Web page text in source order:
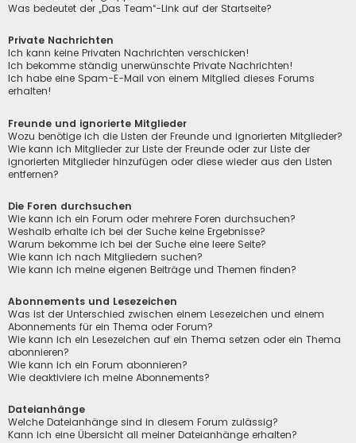
Was bedeutet der „Das Team“-Link auf der Startseite?
Private Nachrichten
Ich kann keine Privaten Nachrichten verschicken!
Ich bekomme ständig unerwünschte Private Nachrichten!
Ich habe eine Spam-E-Mail von einem Mitglied dieses Forums
erhalten!
Freunde und ignorierte Mitglieder
Wozu benötige ich die Listen der Freunde und ignorierten Mitglieder?
Wie kann ich Mitglieder zur Liste der Freunde oder zur Liste der
ignorierten Mitglieder hinzufügen oder diese wieder aus den Listen
entfernen?
Die Foren durchsuchen
Wie kann ich ein Forum oder mehrere Foren durchsuchen?
Weshalb erhalte ich bei der Suche keine Ergebnisse?
Warum bekomme ich bei der Suche eine leere Seite?
Wie kann ich nach Mitgliedern suchen?
Wie kann ich meine eigenen Beiträge und Themen finden?
Abonnements und Lesezeichen
Was ist der Unterschied zwischen einem Lesezeichen und einem
Abonnements für ein Thema oder Forum?
Wie kann ich ein Lesezeichen auf ein Thema setzen oder ein Thema
abonnieren?
Wie kann ich ein Forum abonnieren?
Wie deaktiviere ich meine Abonnements?
Dateianhänge
Welche Dateianhänge sind in diesem Forum zulässig?
Kann ich eine Übersicht all meiner Dateianhänge erhalten?